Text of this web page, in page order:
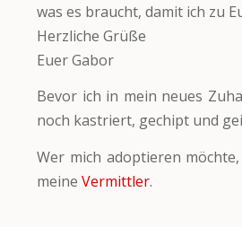
was es braucht, damit ich zu
Herzliche Grüße
Euer Gabor
Bevor ich in mein neues
noch kastriert, gechipt und
Wer mich adoptieren
meineVermittler.